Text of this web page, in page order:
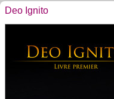
Deo Ignito